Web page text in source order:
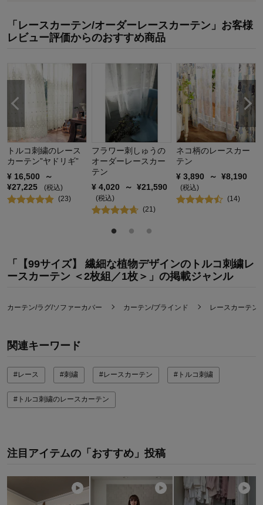
「レースカーテン/オーダーレースカーテン」お客様
レビュー評価からのおすすめ商品
トルコ刺繍のレース
カーテン”ヤドリギ”
¥ 16,500
～
¥27,225
(税込)
(23)
フラワー刺しゅうの
オーダーレースカー
テン
¥ 4,020 ～ ¥21,590
(税込)
(21)
ネコ柄のレースカー
テン
¥ 3,890 ～ ¥8,190
(税込)
(14)
「【99サイズ】 繊細な植物デザインのトルコ刺繍レ
ースカーテン ＜2枚組／1枚＞」の掲載ジャンル
カーテン/ラグ/ソファーカバー カーテン/ブラインド レースカーテン
関連キーワード
#レース #刺繍 #レースカーテン #トルコ刺繍
#トルコ刺繍のレースカーテン
注目アイテムの「おすすめ」投稿